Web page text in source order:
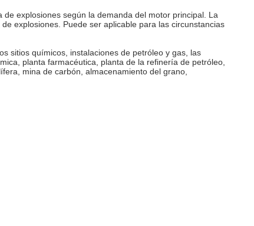
explosiones según la demanda del motor principal. La
explosiones. Puede ser aplicable para las circunstancias
sitios químicos, instalaciones de petróleo y gas, las
planta farmacéutica, planta de la refinería de petróleo,
mina de carbón, almacenamiento del grano,